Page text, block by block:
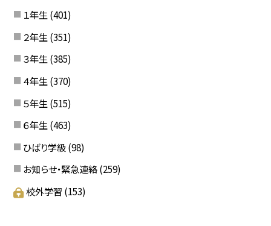
１年生 (401)
２年生 (351)
３年生 (385)
４年生 (370)
５年生 (515)
６年生 (463)
ひばり学級 (98)
お知らせ・緊急連絡 (259)
校外学習 (153)